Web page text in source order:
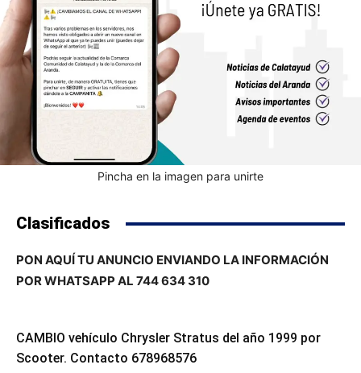
Pincha en la imagen para unirte
Clasificados
PON AQUÍ TU ANUNCIO ENVIANDO LA INFORMACIÓN
POR WHATSAPP AL 744 634 310
CAMBIO vehículo Chrysler Stratus del año 1999 por
Scooter. Contacto 678968576